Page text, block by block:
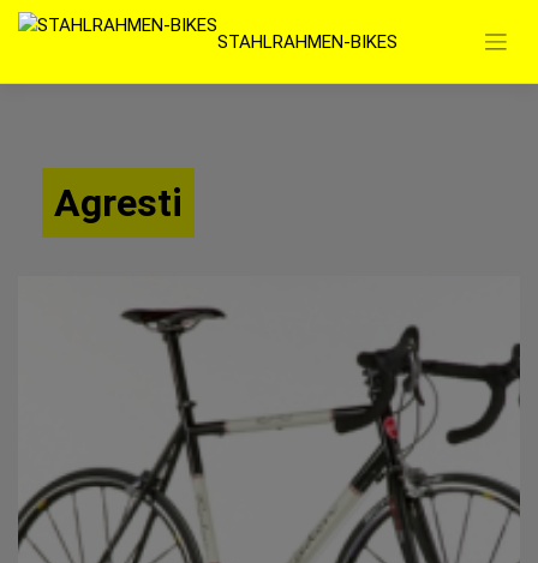
Zum
springen
STAHLRAHMEN-BIKES
Agresti